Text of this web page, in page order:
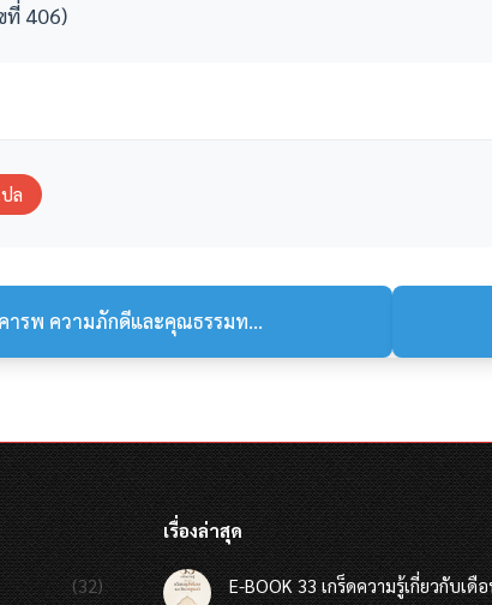
ที่ 406)
ล
ารพ ความภักดีและคุณธรรมท...
(32)
เรื่องล่าสุด
E-BOOK 33 เกร็ดความรู้เกี่ยวกับเ